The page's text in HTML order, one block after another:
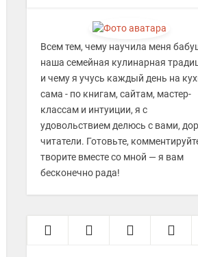
Всем тем, чему научила меня
наша семейная кулинарная
и чему я учусь каждый день на
сама - по книгам, сайтам, мастер-
классам и интуиции, я с
удовольствием делюсь с вами,
читатели. Готовьте,
творите вместе со мной — я вам
бесконечно рада!